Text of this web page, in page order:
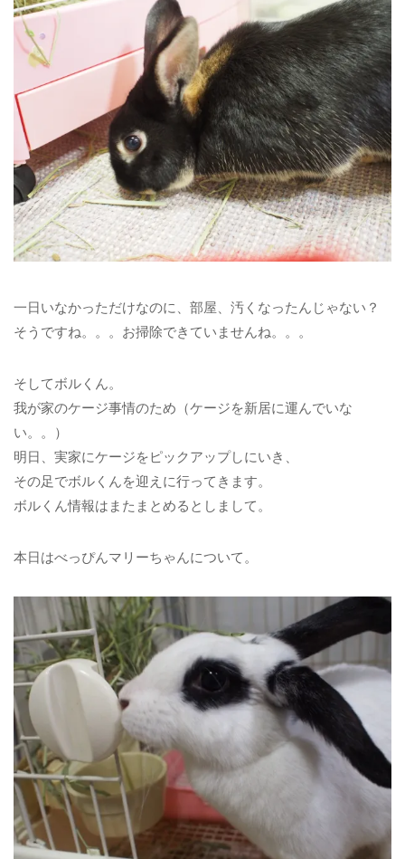
一日いなかっただけなのに、部屋、汚くなったんじゃない？
そうですね。。。お掃除できていませんね。。。
そしてボルくん。
我が家のケージ事情のため（ケージを新居に運んでいな
い。。）
明日、実家にケージをピックアップしにいき、
その足でボルくんを迎えに行ってきます。
ボルくん情報はまたまとめるとしまして。
本日はべっぴんマリーちゃんについて。